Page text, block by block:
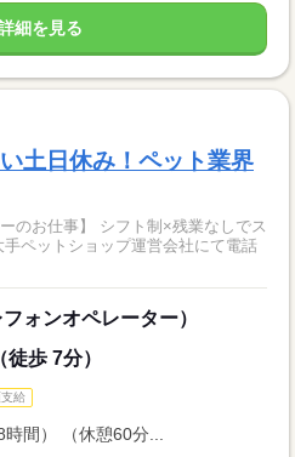
細を見る
土日休み！ペット業界
のお仕事】 シフト制×残業なしでス
ペットショップ運営会社にて電話
ォンオペレーター）
歩 7分）
給
間） （休憩60分...